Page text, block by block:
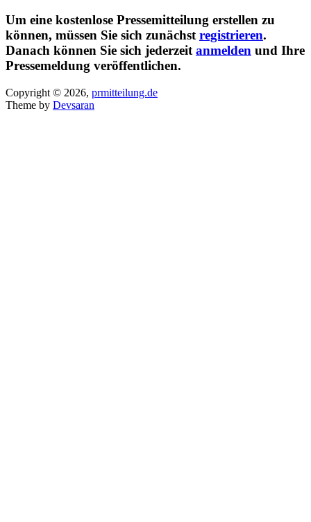
Um eine kostenlose Pressemitteilung erstellen zu
können, müssen Sie sich zunächst registrieren.
Danach können Sie sich jederzeit anmelden und Ihre
Pressemeldung veröffentlichen.
Copyright © 2026, prmitteilung.de
Theme by Devsaran